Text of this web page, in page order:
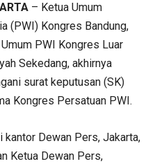
– Ketua Umum
(PWI) Kongres Bandung,
PWI Kongres Luar
Sekedang, akhirnya
surat keputusan (SK)
Kongres Persatuan PWI.
kantor Dewan Pers, Jakarta,
Ketua Dewan Pers,